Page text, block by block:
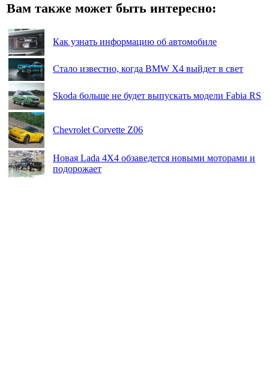
Вам также может быть интересно:
Как узнать информацию об автомобиле
Стало известно, когда BMW X4 выйдет в свет
Skoda больше не будет выпускать модели Fabia RS
Chevrolet Corvette Z06
Новая Lada 4X4 обзаведется новыми моторами и
подорожает